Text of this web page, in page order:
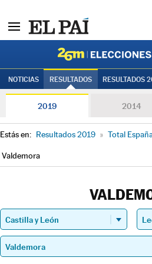
NOTICIAS RESULTADOS RESULTADOS
2019 2014
Estás en: Resultados 2019 » Total
Valdemora